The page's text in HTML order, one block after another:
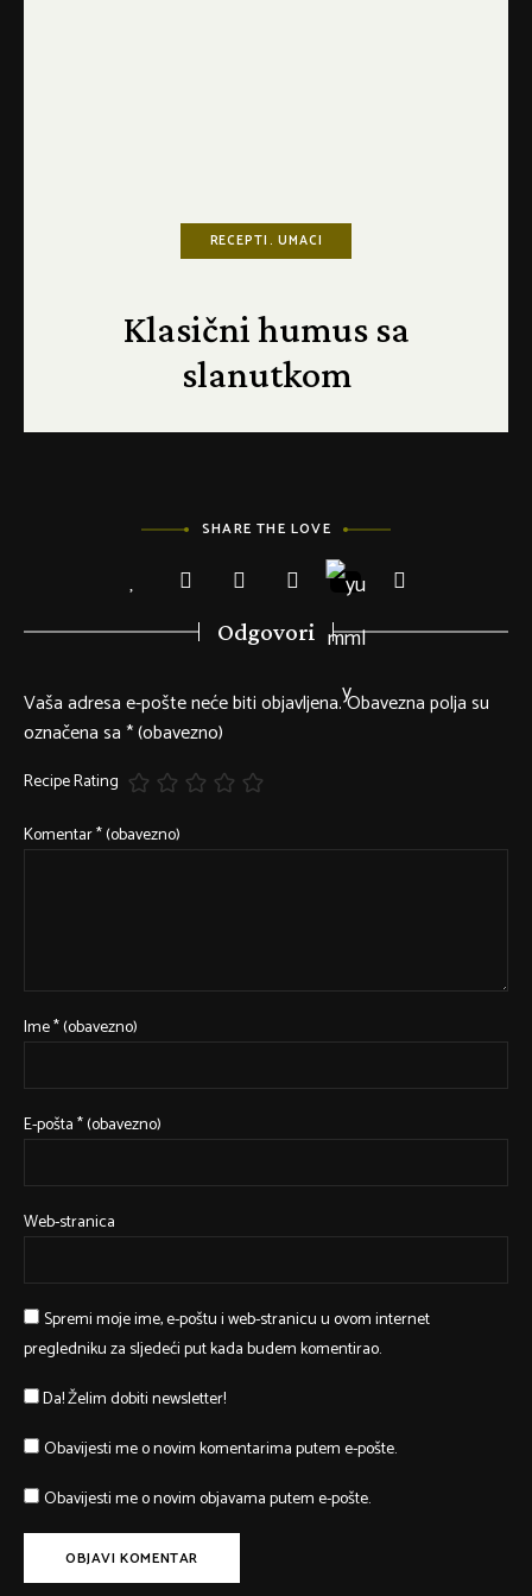
RECEPTI UMACI
Klasični humus sa
slanutkom
SHARE THE LOVE
Odgovori
Vaša adresa e-pošte neće biti objavljena.Obavezna polja su
označena sa* (obavezno)
Recipe Rating
Komentar* (obavezno)
Ime* (obavezno)
E-pošta* (obavezno)
Web-stranica
Spremi moje ime, e-poštu i web-stranicu u ovom internet
pregledniku za sljedeći put kada budem komentirao.
Da! Želim dobiti newsletter!
Obavijesti me o novim komentarima putem e-pošte.
Obavijesti me o novim objavama putem e-pošte.